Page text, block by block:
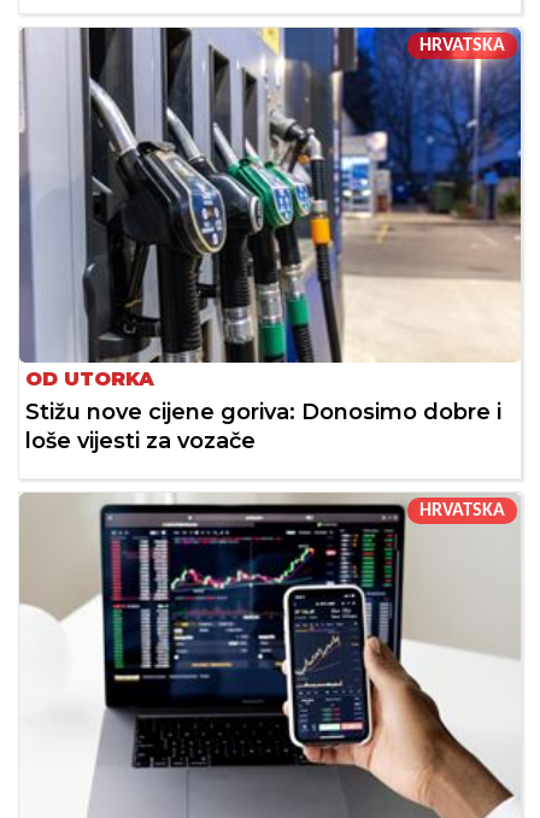
HRVATSKA
OD UTORKA
Stižu nove cijene goriva: Donosimo dobre i
loše vijesti za vozače
HRVATSKA